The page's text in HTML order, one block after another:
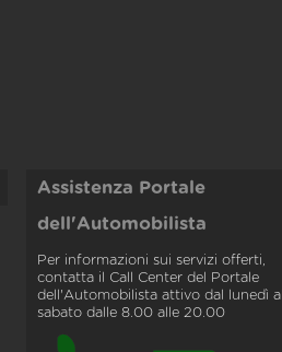
Assistenza Portale
dell'Automobilista
Per informazioni sui servizi offerti,
contatta il Call Center del Portale
dell'Automobilista attivo dal lunedì al
sabato dalle 8.00 alle 20.00